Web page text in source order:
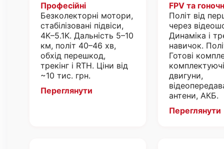
Професійні
Безколекторні мотори,
стабілізовані підвіси,
4K–5.1K. Дальність 5–10
км, політ 40–46 хв,
обхід перешкод,
трекінг і RTH. Ціни від
~10 тис. грн.
Переглянути
FPV та
Політ від
через
Динаміка і
навичок.
Готові
двигуни,
антени, АКБ.
Переглянути